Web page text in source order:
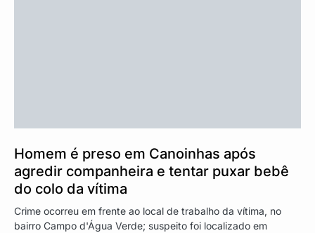
Homem é preso em Canoinhas após
agredir companheira e tentar puxar bebê
do colo da vítima
Crime ocorreu em frente ao local de trabalho da vítima, no
bairro Campo d'Água Verde; suspeito foi localizado em